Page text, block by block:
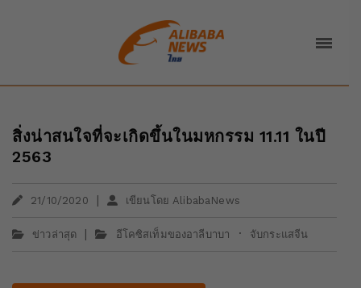
สิ่งน่าสนใจที่จะเกิดขึ้นในมหกรรม 11.11 ในปี
2563
21/10/2020 | เขียนโดย AlibabaNews
ข่าวล่าสุด | อีโคซิสเท็มของอาลีบาบา · จับกระแสจีน